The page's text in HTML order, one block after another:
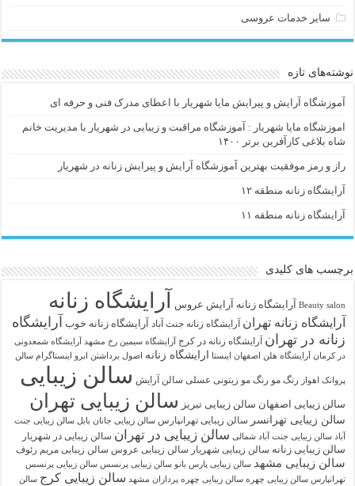
سایر خدمات عروسی
نوشته‌های تازه
آموزشگاه آرایش و پیرایش مایا شهریار با اعطای مدرک فنی و حرفه ای
اموزشگاه مایا شهریار : آموزشگاه مراقبت و زیبایی در شهریار با مدیریت خانم
شاه بلاغی کارآفرین برتر ۱۴۰۰
راز و رمز موفقیت بهترین آموزشگاه آرایش و پیرایش زنانه در شهریار
آرایشگاه زنانه منطقه ۱۲
آرایشگاه زنانه منطقه ۱۱
برچسب های کلیدی
Beauty salon آرايشگاه زنانه آرایش عروس آرایشگاه زنانه
آرایشگاه زنانه تهران آرایشگاه زنانه جنت آباد آرایشگاه زنانه خوب آرایشگاه
زنانه در تهران آرایشگاه زنانه در کرج آرایشگاه سیمین رخ مشهد
آرایشگاه شمعدونی
در کرمان آرایشگاه هلن اصفهان اینستا ارایشگاه زنانه اصول برداشتن ابرو اینستاگرام سالن
پروانک اهواز رنگ مو رنگ مو زیتونی عسلی سالن آرایش سالن زیبایی
سالن زیبایی اصفهان سالن زیبایی تبریز سالن زیبایی تهران
سالن زیبایی تهرانسر سالن زیبایی تهرانپارس سالن زیبایی جانان بابل سالن زیبایی جنت
آباد سالن زیبایی جنت آباد شمالی سالن زیبایی در تهران سالن زیبایی در شهریار
سالن زیبایی زنانه سالن زیبایی شهریار سالن زیبایی عروس سالن زیبایی مریم رئوف
سالن زیبایی مشهد سالن زیبایی پارس بانو سالن زیبایی پرنسس سالن زیبایی پرنسس
تهرانپارس سالن زیبایی چهره سالن زیبایی چهره پردازان مشهد سالن زیبایی کرج سالن